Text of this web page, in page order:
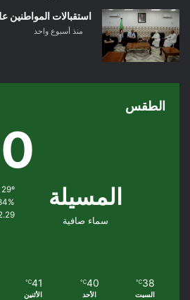
استقبالات المواطنين
منذ أسبوع واحد
الطقس
المسيلة
سماء صافية
38º - 29º
2.29 كيلومتر/
38
℃
السبت
40
℃
الأحد
41
℃
الأثنين